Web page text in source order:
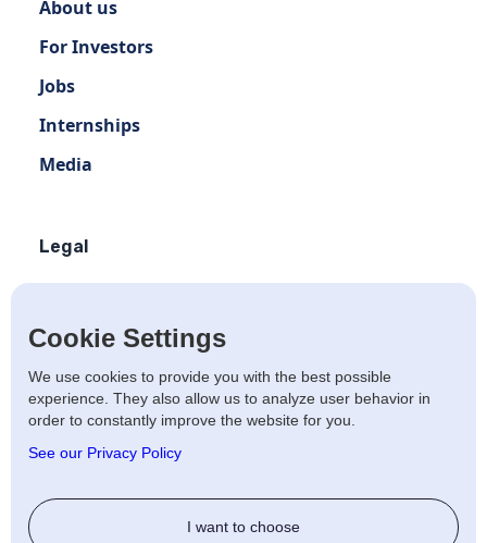
About us
For Investors
Jobs
Internships
Media
Legal
Privacy policy
Terms of use Distribution
Artists Privacy Policy
Anti-fraud policy
Cookie Settings
We use cookies to provide you with the best possible
experience. They also allow us to analyze user behavior in
order to constantly improve the website for you.
See our Privacy Policy
I want to choose